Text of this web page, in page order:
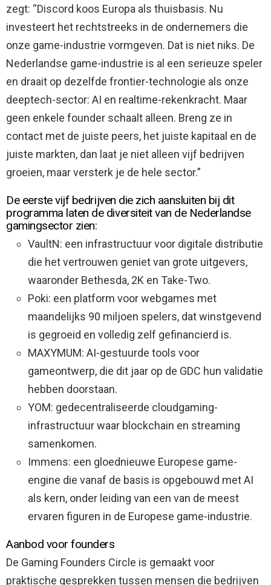
zegt: “Discord koos Europa als thuisbasis. Nu
investeert het rechtstreeks in de ondernemers die
onze game-industrie vormgeven. Dat is niet niks. De
Nederlandse game-industrie is al een serieuze speler
en draait op dezelfde frontier-technologie als onze
deeptech-sector: AI en realtime-rekenkracht. Maar
geen enkele founder schaalt alleen. Breng ze in
contact met de juiste peers, het juiste kapitaal en de
juiste markten, dan laat je niet alleen vijf bedrijven
groeien, maar versterk je de hele sector.”
De eerste vijf bedrijven die zich aansluiten bij dit
programma laten de diversiteit van de Nederlandse
gamingsector zien:
VaultN: een infrastructuur voor digitale distributie
die het vertrouwen geniet van grote uitgevers,
waaronder Bethesda, 2K en Take-Two.
Poki: een platform voor webgames met
maandelijks 90 miljoen spelers, dat winstgevend
is gegroeid en volledig zelf gefinancierd is.
MAXYMUM: AI-gestuurde tools voor
gameontwerp, die dit jaar op de GDC hun validatie
hebben doorstaan.
YOM: gedecentraliseerde cloudgaming-
infrastructuur waar blockchain en streaming
samenkomen.
Immens: een gloednieuwe Europese game-
engine die vanaf de basis is opgebouwd met AI
als kern, onder leiding van een van de meest
ervaren figuren in de Europese game-industrie.
Aanbod voor founders
De Gaming Founders Circle is gemaakt voor
praktische gesprekken tussen mensen die bedrijven